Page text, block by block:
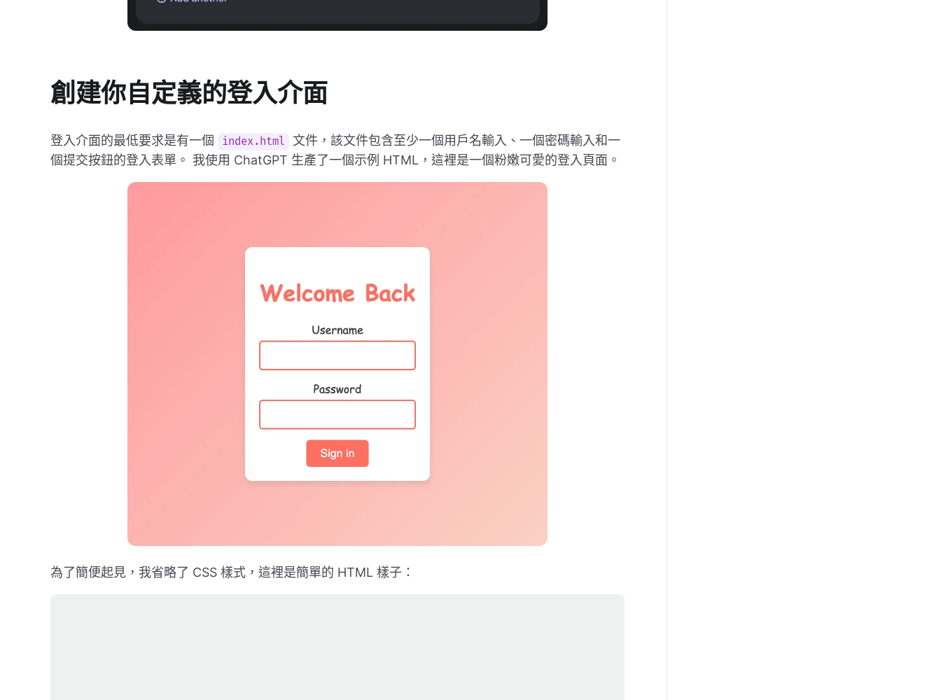
創建你自定義的登入介面
登入介面的最低要求是有一個 index.html
文件，該文件包含至少一個用戶名輸入、一個密碼輸入和一
個提交按鈕的登入表單。 我使用 ChatGPT 生產了一個示例 HTML，這裡是一個粉嫩可愛的登入頁面。
為了簡便起見，我省略了 CSS 樣式，這裡是簡單的 HTML 樣子：